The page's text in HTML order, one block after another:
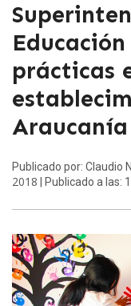
prácticas
Araucanía
Publicado por: Claudio
2018 | Publicado a las: